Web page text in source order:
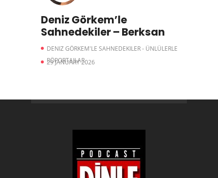
Deniz Görkem’le
Sahnedekiler – Berksan
DENIZ GÖRKEM'LE SAHNEDEKILER - ÜNLÜLERLE
RÖPORTAJLAR
29 JANUARY 2026